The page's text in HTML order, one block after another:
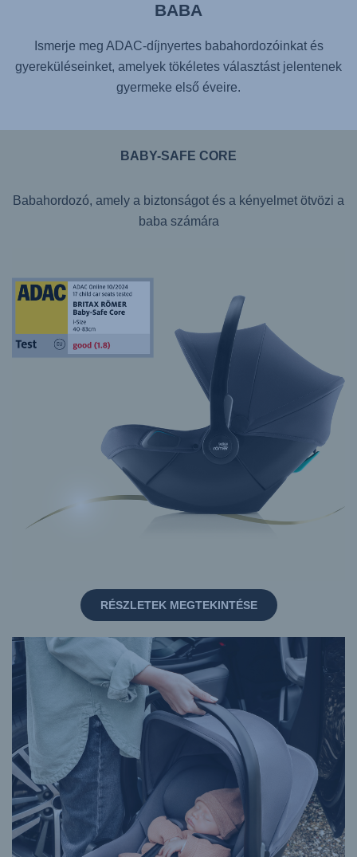
BABA
Ismerje meg ADAC-díjnyertes babahordozóinkat és
gyereküléseinket, amelyek tökéletes választást jelentenek
gyermeke első éveire.
BABY-SAFE CORE
Babahordozó, amely a biztonságot és a kényelmet ötvözi a
baba számára
RÉSZLETEK MEGTEKINTÉSE